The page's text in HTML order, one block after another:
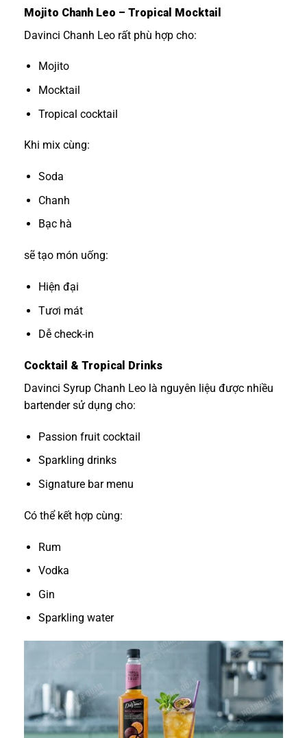
Mojito Chanh Leo – Tropical Mocktail
Davinci Chanh Leo rất phù hợp cho:
Mojito
Mocktail
Tropical cocktail
Khi mix cùng:
Soda
Chanh
Bạc hà
sẽ tạo món uống:
Hiện đại
Tươi mát
Dễ check-in
Cocktail & Tropical Drinks
Davinci Syrup Chanh Leo là nguyên liệu được nhiều
bartender sử dụng cho:
Passion fruit cocktail
Sparkling drinks
Signature bar menu
Có thể kết hợp cùng:
Rum
Vodka
Gin
Sparkling water